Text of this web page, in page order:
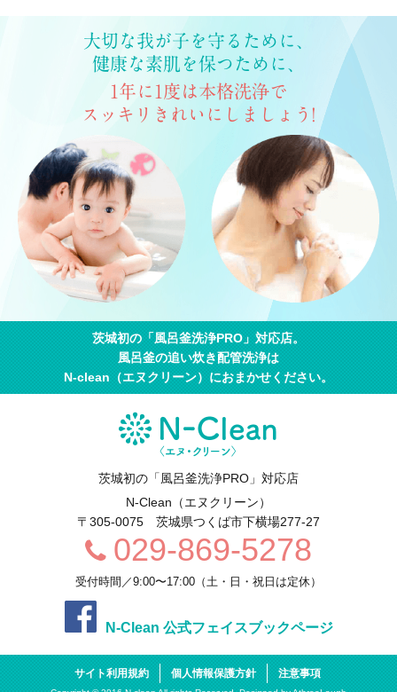
大切な我が子を守るために、
健康な素肌を保つために、
1年に1度は本格洗浄で
スッキリきれいにしましょう!
茨城初の「風呂釜洗浄PRO」対応店。
風呂釜の追い炊き配管洗浄は
N-clean（エヌクリーン）におまかせください。
茨城初の「風呂釜洗浄PRO」対応店
N-Clean（エヌクリーン）
〒305-0075
茨城県つくば市下横場277-27
029-869-5278
受付時間／9:00〜17:00（土・日・祝日は定休）
N-Clean 公式フェイスブックページ
サイト利用規約 個人情報保護方針 注意事項